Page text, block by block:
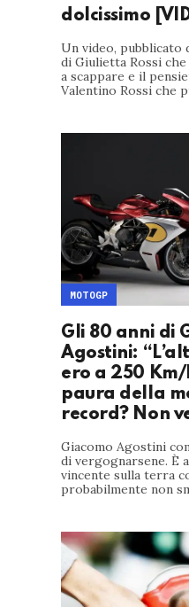
dolcissimo
Un video, pubblicato
di Giulietta Rossi
a scappare e il
Valentino Rossi che
Gli 80 anni di
Agostini:
ero a 250 Km/
paura della
record? Non
Giacomo Agostini
di vergognarsene. È
vincente sulla terra
probabilmente non
MOTOGP